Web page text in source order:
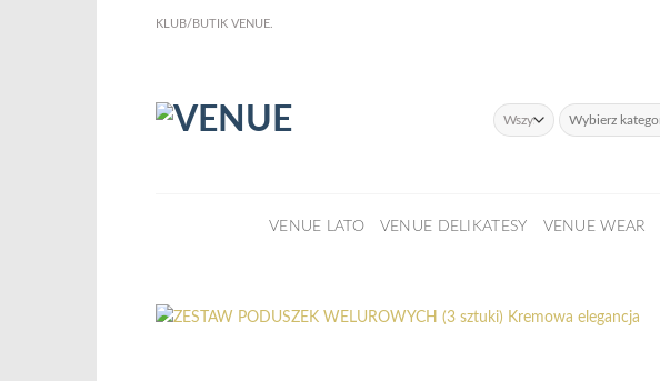
KLUB/BUTIK VENUE.
Szukaj:
VENUE LATO VENUE DELIKATESY VENUE WEAR
Nowy e-book o odzyskaniu domu z nadmiaru rzeczy.